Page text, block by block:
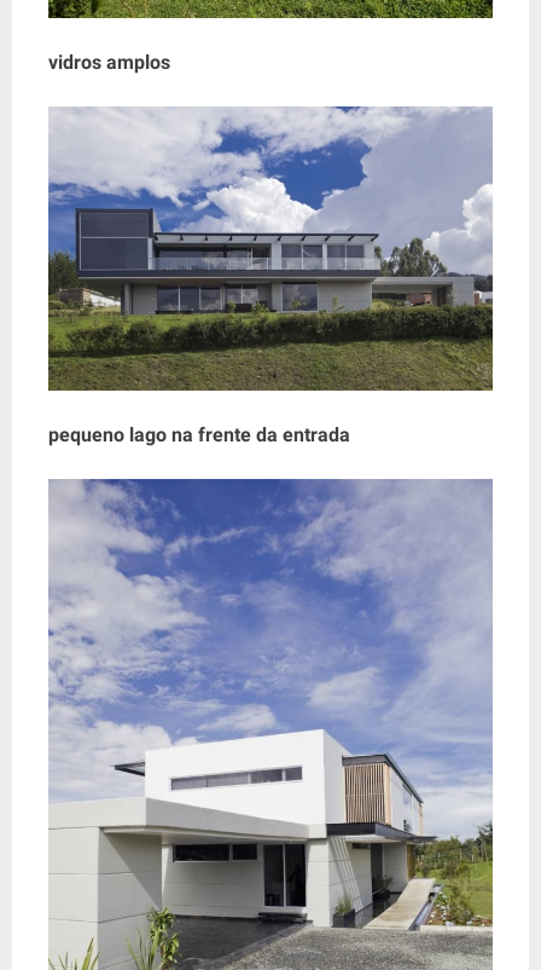
vidros amplos
pequeno lago na frente da entrada